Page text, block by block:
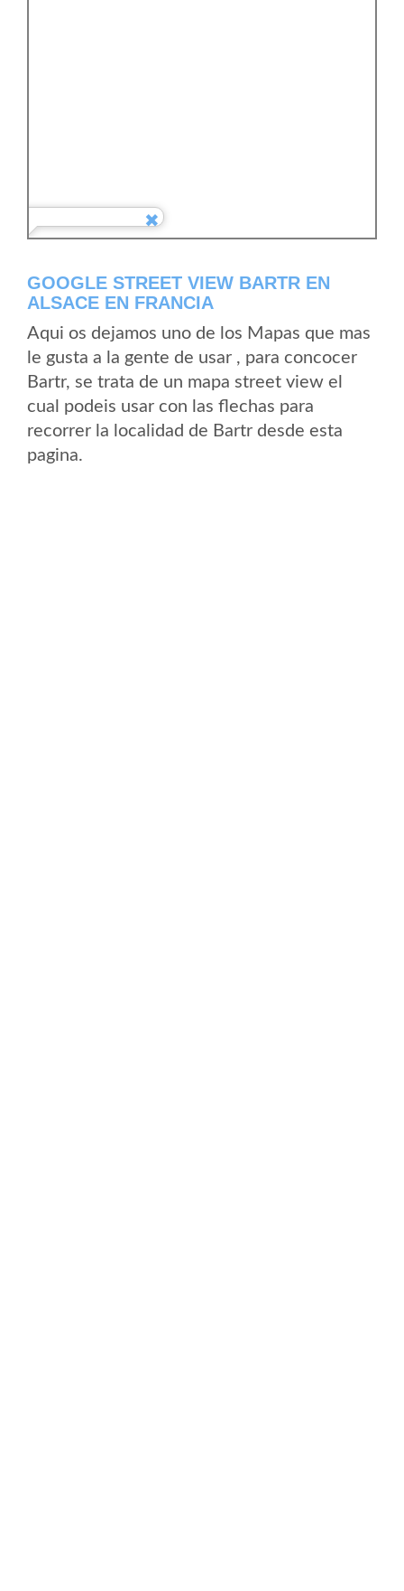
GOOGLE STREET VIEW BARTR EN
ALSACE EN FRANCIA
Aqui os dejamos uno de los Mapas que mas
le gusta a la gente de usar , para concocer
Bartr, se trata de un mapa street view el
cual podeis usar con las flechas para
recorrer la localidad de Bartr desde esta
pagina.